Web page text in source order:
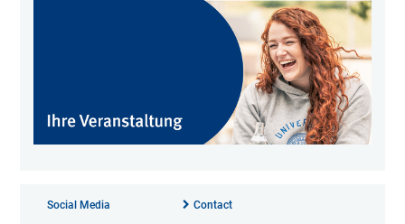
Social Media Contact